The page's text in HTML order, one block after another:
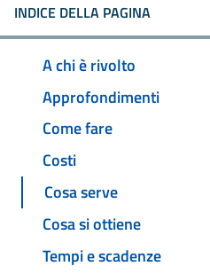
INDICE DELLA PAGINA
A chi è rivolto
Approfondimenti
Come fare
Costi
Cosa serve
Cosa si ottiene
Tempi e scadenze